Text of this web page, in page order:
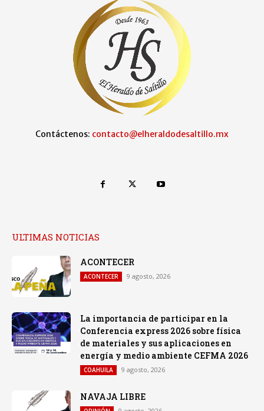
Contáctenos: contacto@elheraldodesaltillo.mx
ULTIMAS NOTICIAS
ACONTECER
ACONTECER 9 agosto, 2026
La importancia de participar en la
Conferencia express 2026 sobre física
de materiales y sus aplicaciones en
energía y medio ambiente CEFMA 2026
COAHUILA 9 agosto, 2026
NAVAJA LIBRE